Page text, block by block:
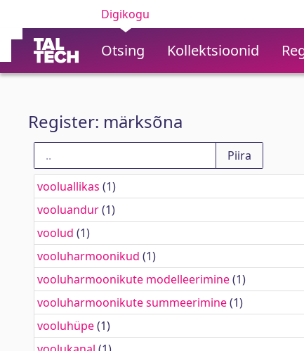
Digikogu
Otsing Kollektsioonid
Register: märksõna
vooluallikas (1)
vooluandur(1)
voolud (1)
vooluharmoonikud (1)
vooluharmoonikute modelleerimine(1)
vooluharmoonikute summeerimine(1)
vooluhüpe(1)